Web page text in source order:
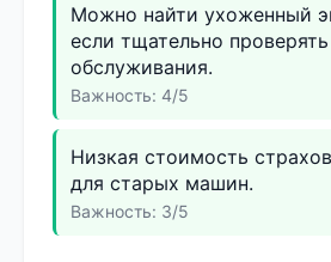
Можно найти ухоженный
если тщательно
обслуживания.
Важность: 4/5
Низкая стоимость
для старых машин.
Важность: 3/5